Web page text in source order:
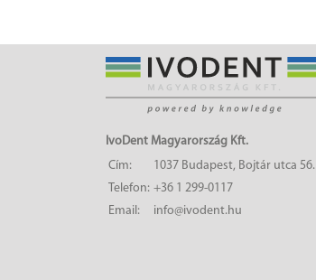
IvoDent Magyarország Kft.
Cím:
1037 Budapest, Bojtár utca 56.
Telefon: +36 1 299-0117
Email:
info@ivodent.hu